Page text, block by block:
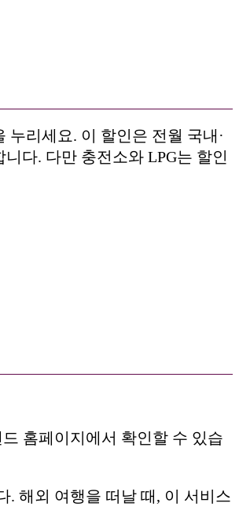
누리세요. 이 할인은 전월 국내·
다. 다만 충전소와 LPG는 할인
홈페이지에서 확인할 수 있습
. 해외 여행을 떠날 때, 이 서비스